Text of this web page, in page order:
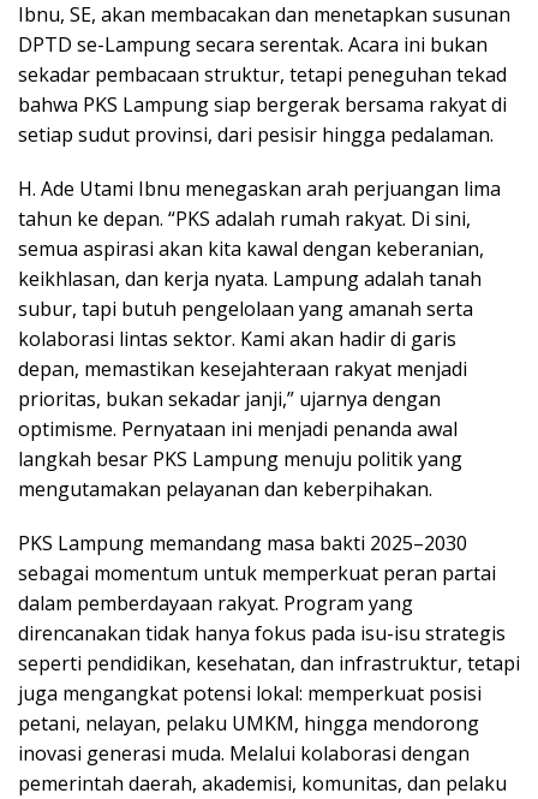
Ibnu, SE, akan membacakan dan menetapkan susunan
DPTD se-Lampung secara serentak. Acara ini bukan
sekadar pembacaan struktur, tetapi peneguhan tekad
bahwa PKS Lampung siap bergerak bersama rakyat di
setiap sudut provinsi, dari pesisir hingga pedalaman.
H. Ade Utami Ibnu menegaskan arah perjuangan lima
tahun ke depan. “PKS adalah rumah rakyat. Di sini,
semua aspirasi akan kita kawal dengan keberanian,
keikhlasan, dan kerja nyata. Lampung adalah tanah
subur, tapi butuh pengelolaan yang amanah serta
kolaborasi lintas sektor. Kami akan hadir di garis
depan, memastikan kesejahteraan rakyat menjadi
prioritas, bukan sekadar janji,” ujarnya dengan
optimisme. Pernyataan ini menjadi penanda awal
langkah besar PKS Lampung menuju politik yang
mengutamakan pelayanan dan keberpihakan.
PKS Lampung memandang masa bakti 2025–2030
sebagai momentum untuk memperkuat peran partai
dalam pemberdayaan rakyat. Program yang
direncanakan tidak hanya fokus pada isu-isu strategis
seperti pendidikan, kesehatan, dan infrastruktur, tetapi
juga mengangkat potensi lokal: memperkuat posisi
petani, nelayan, pelaku UMKM, hingga mendorong
inovasi generasi muda. Melalui kolaborasi dengan
pemerintah daerah, akademisi, komunitas, dan pelaku